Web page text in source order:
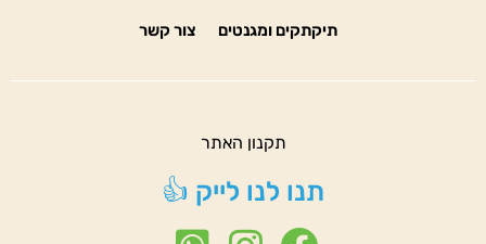
תיקתקים ומגנטים צור קשר
תקנון האתר
תנו לנו לייק 👍